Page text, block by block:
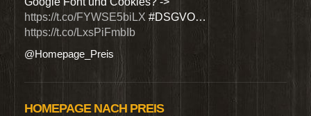
https://t.co/FYWSE5biLX #DSGVO…
https://t.co/LxsPiFmbIb
@Homepage_Preis
HOMEPAGE NACH PREIS